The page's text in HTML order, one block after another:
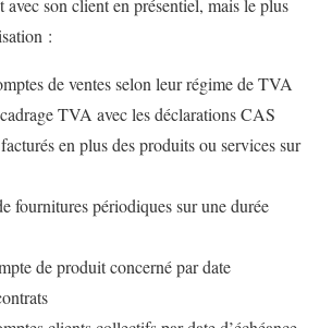
:
de ventes selon leur régime de TVA
TVA avec les déclarations CAS
en plus des produits ou services sur
fournitures périodiques sur une durée
de produit concerné par date